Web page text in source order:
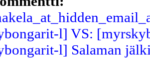
l] VS:
l] Salaman